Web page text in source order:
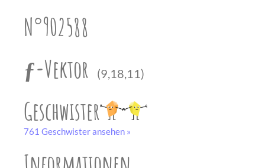
N°902588
ƒ-Vektor
(9,18,11)
Geschwister
761 Geschwister ansehen »